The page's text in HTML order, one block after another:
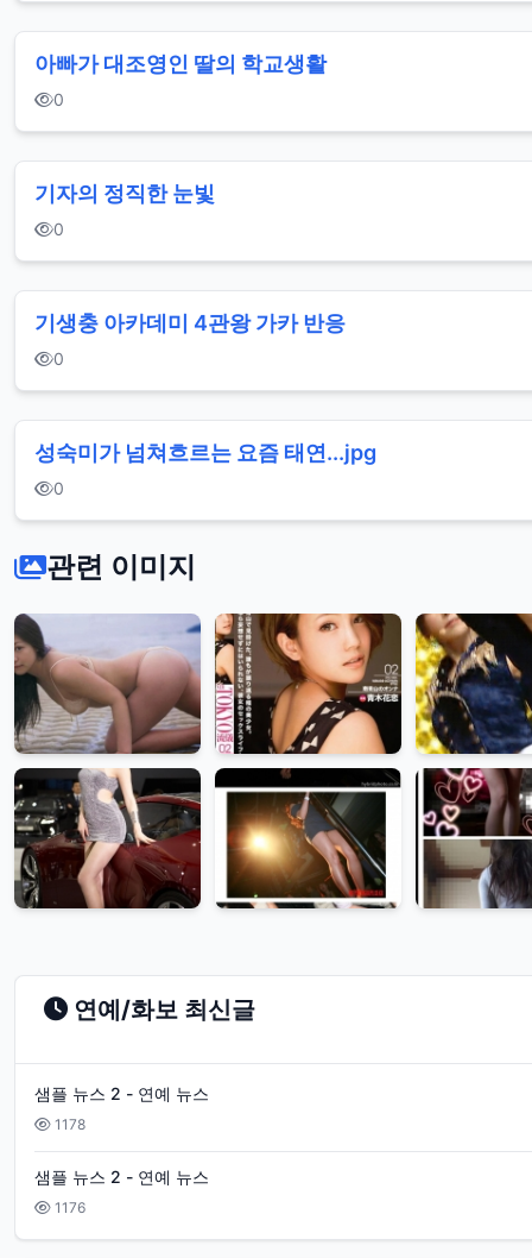
아빠가 대조영인 딸의 학교생활
0
기자의 정직한 눈빛
0
기생충 아카데미 4관왕 가카 반응
0
성숙미가 넘쳐흐르는 요즘 태연...jpg
0
관련 이미지
연예/화보 최신글
샘플 뉴스 2 - 연예 뉴스
1178
샘플 뉴스 2 - 연예 뉴스
1176